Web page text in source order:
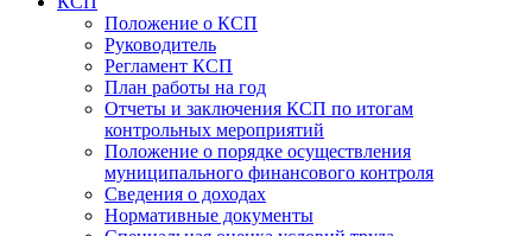
Положение о КСП
Руководитель
Регламент КСП
План работы на год
Отчеты и заключения КСП по итогам
контрольных мероприятий
Положение о порядке осуществления
муниципального финансового контроля
Сведения о доходах
Нормативные документы